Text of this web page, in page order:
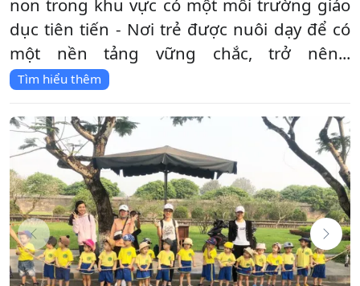
non trong khu vực có một môi trường giáo
dục tiên tiến - Nơi trẻ được nuôi dạy để có
một nền tảng vững chắc, trở nên...
Tìm hiểu thêm